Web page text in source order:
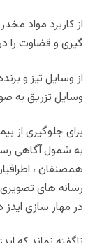
از کاربرد مواد
گیری و قضاوت را
از وسایل تیز و
وسایل تزریق به
برای جلوگیری از
به شمول آگاهی
همصنفان ،
رسانه های
در مهار سازی